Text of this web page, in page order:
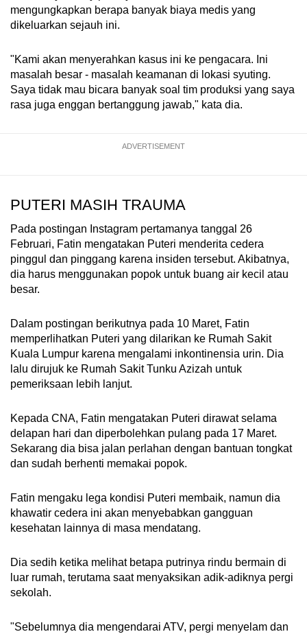
mengungkapkan berapa banyak biaya medis yang
dikeluarkan sejauh ini.
"Kami akan menyerahkan kasus ini ke pengacara. Ini
masalah besar - masalah keamanan di lokasi syuting.
Saya tidak mau bicara banyak soal tim produksi yang saya
rasa juga enggan bertanggung jawab," kata dia.
ADVERTISEMENT
PUTERI MASIH TRAUMA
Pada postingan Instagram pertamanya tanggal 26
Februari, Fatin mengatakan Puteri menderita cedera
pinggul dan pinggang karena insiden tersebut. Akibatnya,
dia harus menggunakan popok untuk buang air kecil atau
besar.
Dalam postingan berikutnya pada 10 Maret, Fatin
memperlihatkan Puteri yang dilarikan ke Rumah Sakit
Kuala Lumpur karena mengalami inkontinensia urin. Dia
lalu dirujuk ke Rumah Sakit Tunku Azizah untuk
pemeriksaan lebih lanjut.
Kepada CNA, Fatin mengatakan Puteri dirawat selama
delapan hari dan diperbolehkan pulang pada 17 Maret.
Sekarang dia bisa jalan perlahan dengan bantuan tongkat
dan sudah berhenti memakai popok.
Fatin mengaku lega kondisi Puteri membaik, namun dia
khawatir cedera ini akan menyebabkan gangguan
kesehatan lainnya di masa mendatang.
Dia sedih ketika melihat betapa putrinya rindu bermain di
luar rumah, terutama saat menyaksikan adik-adiknya pergi
sekolah.
"Sebelumnya dia mengendarai ATV, pergi menyelam dan